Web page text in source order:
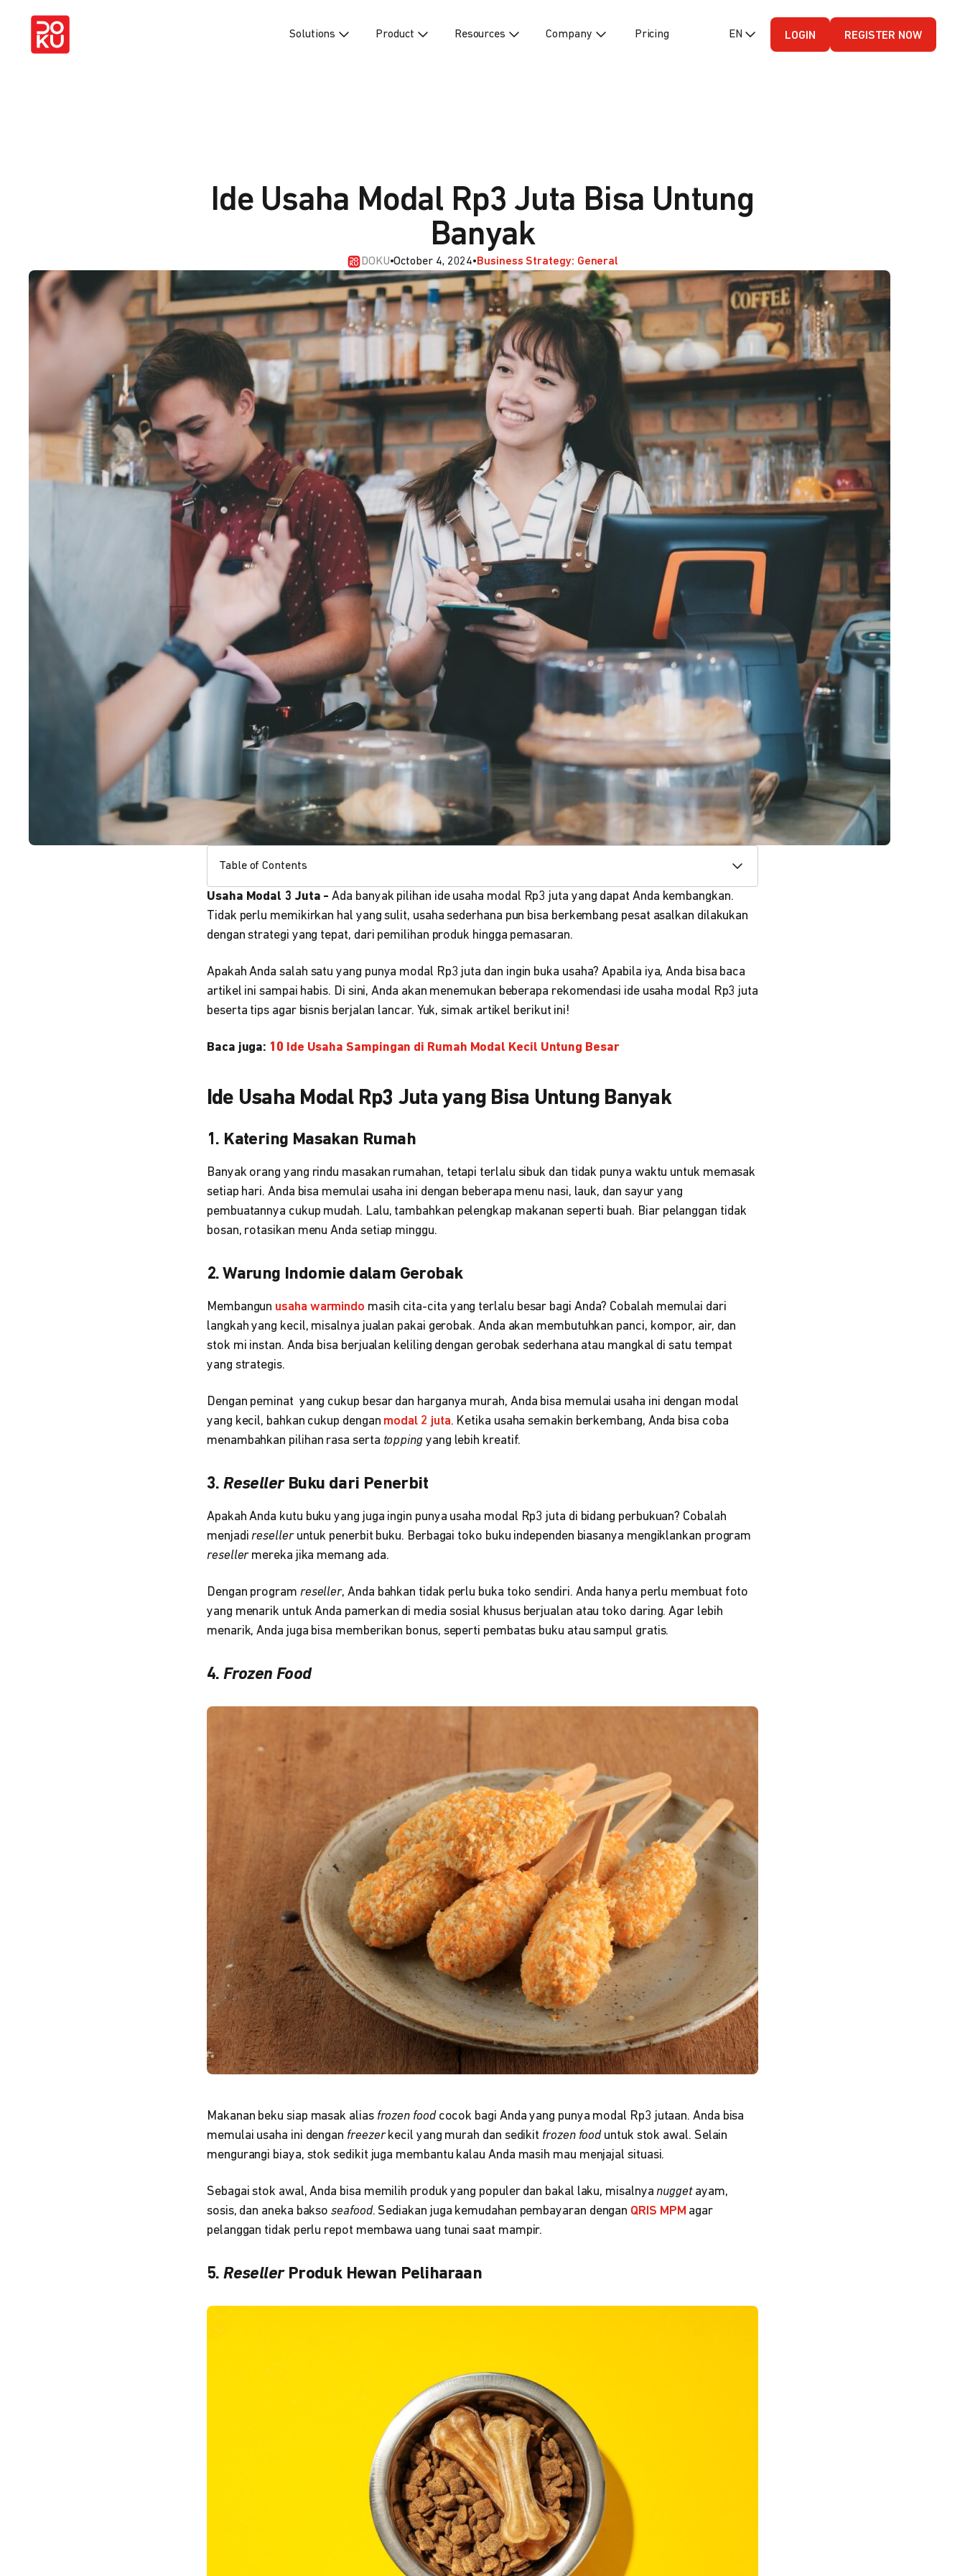
Solutions Product Resources Company Pricing EN (English - US)
LOGIN REGISTER NOW
Ide Usaha Modal Rp3 Juta Bisa Untung
Banyak
DOKU•October 4, 2024•Business Strategy: General
Table of Contents
Usaha Modal 3 Juta - Ada banyak pilihan ide usaha modal Rp3 juta yang dapat Anda kembangkan.
Tidak perlu memikirkan hal yang sulit, usaha sederhana pun bisa berkembang pesat asalkan dilakukan
dengan strategi yang tepat, dari pemilihan produk hingga pemasaran.
Apakah Anda salah satu yang punya modal Rp3 juta dan ingin buka usaha? Apabila iya, Anda bisa baca
artikel ini sampai habis. Di sini, Anda akan menemukan beberapa rekomendasi ide usaha modal Rp3 juta
beserta tips agar bisnis berjalan lancar. Yuk, simak artikel berikut ini!
Baca juga: 10 Ide Usaha Sampingan di Rumah Modal Kecil Untung Besar
Ide Usaha Modal Rp3 Juta yang Bisa Untung Banyak
1. Katering Masakan Rumah
Banyak orang yang rindu masakan rumahan, tetapi terlalu sibuk dan tidak punya waktu untuk memasak
setiap hari. Anda bisa memulai usaha ini dengan beberapa menu nasi, lauk, dan sayur yang
pembuatannya cukup mudah. Lalu, tambahkan pelengkap makanan seperti buah. Biar pelanggan tidak
bosan, rotasikan menu Anda setiap minggu.
2. Warung Indomie dalam Gerobak
Membangun usaha warmindo masih cita-cita yang terlalu besar bagi Anda? Cobalah memulai dari
langkah yang kecil, misalnya jualan pakai gerobak. Anda akan membutuhkan panci, kompor, air, dan
stok mi instan. Anda bisa berjualan keliling dengan gerobak sederhana atau mangkal di satu tempat
yang strategis.
Dengan peminat yang cukup besar dan harganya murah, Anda bisa memulai usaha ini dengan modal
yang kecil, bahkan cukup dengan modal 2 juta. Ketika usaha semakin berkembang, Anda bisa coba
menambahkan pilihan rasa serta topping yang lebih kreatif.
3.Reseller Buku dari Penerbit
Apakah Anda kutu buku yang juga ingin punya usaha modal Rp3 juta di bidang perbukuan? Cobalah
menjadireseller untuk penerbit buku. Berbagai toko buku independen biasanya mengiklankan program
resellermereka jika memang ada.
Dengan program reseller, Anda bahkan tidak perlu buka toko sendiri. Anda hanya perlu membuat foto
yang menarik untuk Anda pamerkan di media sosial khusus berjualan atau toko daring. Agar lebih
menarik, Anda juga bisa memberikan bonus, seperti pembatas buku atau sampul gratis.
4.Frozen Food
Makanan beku siap masak alias frozen foodcocok bagi Anda yang punya modal Rp3 jutaan. Anda bisa
memulai usaha ini dengan freezer kecil yang murah dan sedikit frozen food untuk stok awal. Selain
mengurangi biaya, stok sedikit juga membantu kalau Anda masih mau menjajal situasi.
Sebagai stok awal, Anda bisa memilih produk yang populer dan bakal laku, misalnyanuggetayam,
sosis, dan aneka baksoseafood. Sediakan juga kemudahan pembayaran dengan QRIS MPM agar
pelanggan tidak perlu repot membawa uang tunai saat mampir.
5.Reseller Produk Hewan Peliharaan